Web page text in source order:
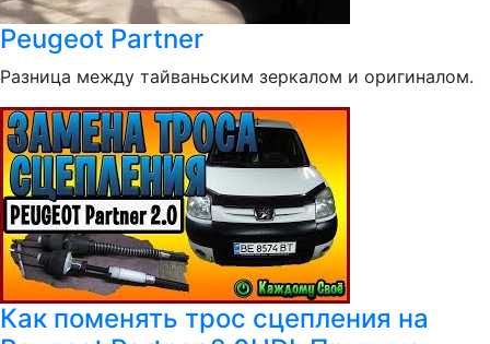
Peugeot Partner
Разница между тайваньским зеркалом и оригиналом.
Как поменять трос сцепления на